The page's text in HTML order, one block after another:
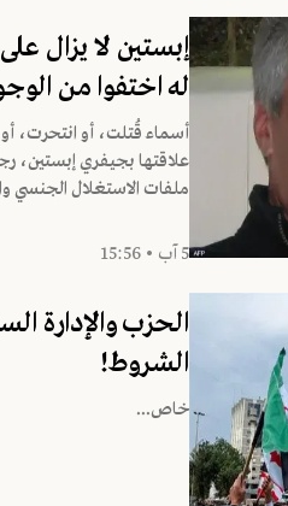
إبستين لا يزال
له اختفوا من
أسماء قُتلت، أو انتحرت،
علاقتها بجيفري إبستين،
ملفات الاستغلال الجنسي
5 آب • 15:56
الحزب والإدارة
الشروط!
خاص...